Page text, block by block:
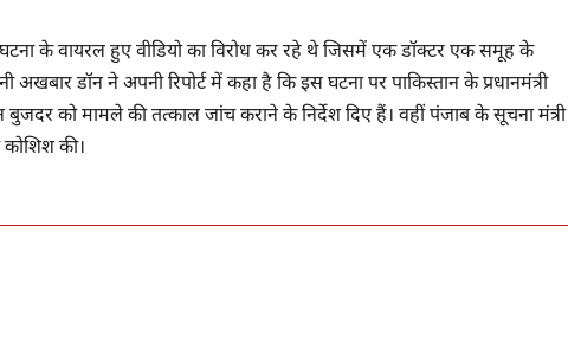
के वायरल हुए वीडियो का विरोध कर रहे थे जिसमें एक डॉक्‍टर एक समूह के
डॉन ने अपनी रिपोर्ट में कहा है कि इस घटना पर पाकिस्‍तान के प्रधानमंत्री
बुजदर को मामले की तत्‍काल जांच कराने के निर्देश दिए हैं। वहीं पंजाब के सूचना मंत्री
की।